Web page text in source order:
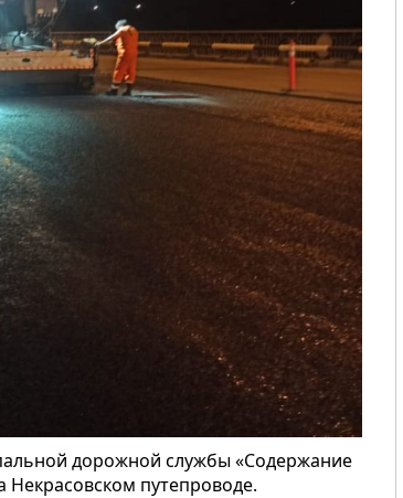
дорожной службы «Содержание
Некрасовском путепроводе.